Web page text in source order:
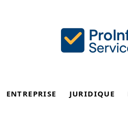
ENTREPRISE JURIDIQUE